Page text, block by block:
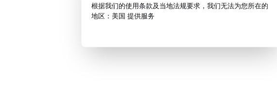
根据我们的使用条款及当地法规要求，我们无法为您所在的
地区：美国 提供服务